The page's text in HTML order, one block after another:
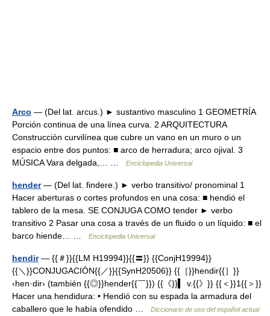
Arco — (Del lat. arcus.) ► sustantivo masculino 1 GEOMETRÍA
Porción continua de una línea curva. 2 ARQUITECTURA
Construcción curvilínea que cubre un vano en un muro o un
espacio entre dos puntos: ■ arco de herradura; arco ojival. 3
MÚSICA Vara delgada,… …
Enciclopedia Universal
hender— (Del lat. findere.) ► verbo transitivo/ pronominal 1
Hacer aberturas o cortes profundos en una cosa: ■ hendió el
tablero de la mesa. SE CONJUGA COMO tender ► verbo
transitivo 2 Pasar una cosa a través de un fluido o un líquido: ■ el
barco hiende… …
Enciclopedia Universal
hendir— {{＃}}{{LM H19994}}{{〓}} {{ConjH19994}}
{{＼}}CONJUGACIÓN{{／}}{{SynH20506}} {{［}}hendir{{］}}
‹hen·dir› (también {{◎}}hender{{￣}}) {{《}}▍ v.{{》}} {{＜}}1{{＞}}
Hacer una hendidura: • Hendió con su espada la armadura del
caballero que le había ofendido …
Diccionario de uso del español actual